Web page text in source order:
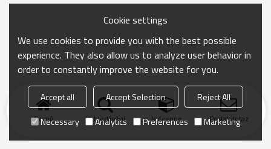
Domů Vyhledávání kategorie Poslat dotaz
Cookie settings
We use cookies to provide you with the best possible
experience. They also allow us to analyze user behavior in
order to constantly improve the website for you.
Accept all Accept Selection
Reject All
Necessary
Analytics Preferences Marketing